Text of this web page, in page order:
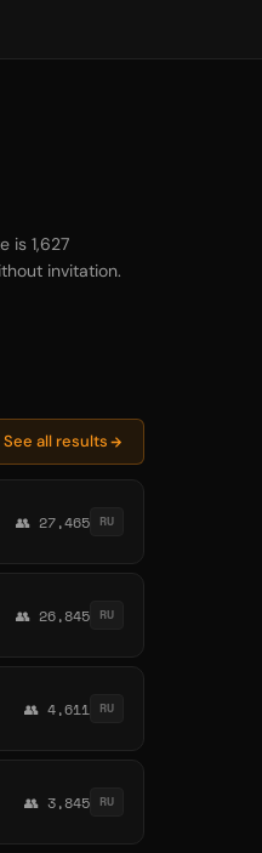
is 1,627
invitation.
See all results
👥 27,465 RU
👥 26,845 RU
👥 4,611 RU
👥 3,845 RU